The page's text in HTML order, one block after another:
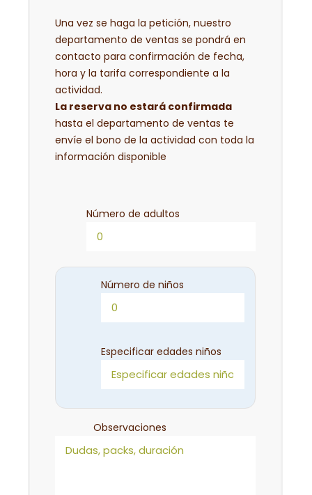
Una vez se haga la petición, nuestro
departamento de ventas se pondrá en
contacto para confirmación de fecha,
hora y la tarifa correspondiente a la
actividad.
La reserva no estará confirmada
hasta el departamento de ventas te
envíe el bono de la actividad con toda la
información disponible
Número de adultos
Número de niños
Especificar edades niños
Observaciones